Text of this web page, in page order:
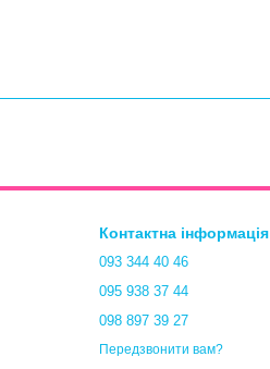
Контактна інформація
093 344 40 46
095 938 37 44
098 897 39 27
Передзвонити вам?